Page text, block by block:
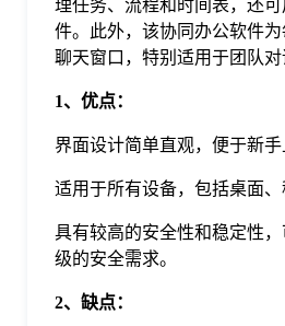
理任务、流程和时间表，还
件。此外，该协同办公软件
聊天窗口，特别适用于团队对
1、优点：
界面设计简单直观，便于新手
适用于所有设备，包括桌面、
具有较高的安全性和稳定性
级的安全需求。
2、缺点：